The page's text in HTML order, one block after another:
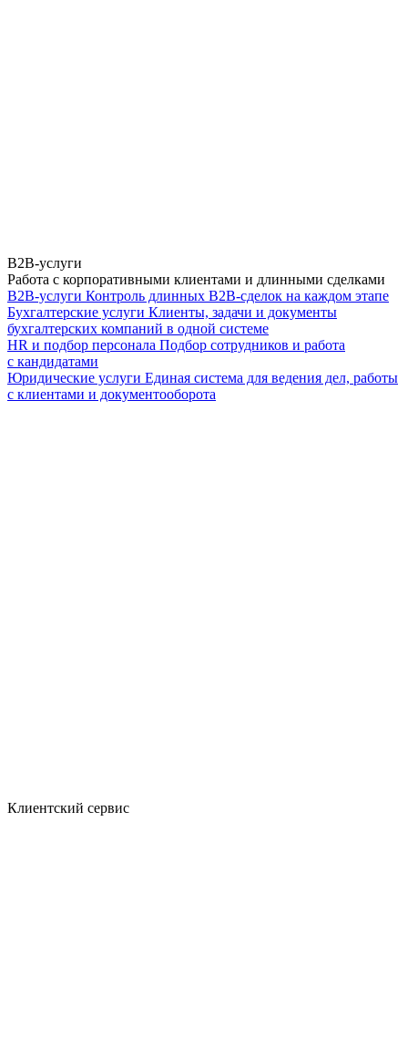
B2B-услуги
Работа с корпоративными клиентами и длинными сделками
B2B-услуги Контроль длинных B2B-сделок на каждом этапе
Бухгалтерские услуги Клиенты, задачи и документы
бухгалтерских компаний в одной системе
HR и подбор персонала Подбор сотрудников и работа
с кандидатами
Юридические услуги Единая система для ведения дел, работы
с клиентами и документооборота
Клиентский сервис